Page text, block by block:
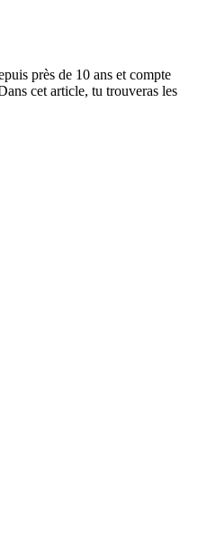
près de 10 ans et compte
cet article, tu trouveras les